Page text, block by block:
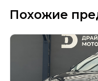
Похожие